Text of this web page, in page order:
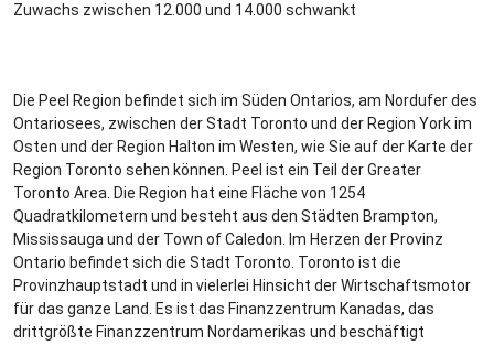
Zuwachs zwischen 12.000 und 14.000 schwankt
Die Peel Region befindet sich im Süden Ontarios, am Nordufer des
Ontariosees, zwischen der Stadt Toronto und der Region York im
Osten und der Region Halton im Westen, wie Sie auf der Karte der
Region Toronto sehen können. Peel ist ein Teil der Greater
Toronto Area. Die Region hat eine Fläche von 1254
Quadratkilometern und besteht aus den Städten Brampton,
Mississauga und der Town of Caledon. Im Herzen der Provinz
Ontario befindet sich die Stadt Toronto. Toronto ist die
Provinzhauptstadt und in vielerlei Hinsicht der Wirtschaftsmotor
für das ganze Land. Es ist das Finanzzentrum Kanadas, das
drittgrößte Finanzzentrum Nordamerikas und beschäftigt